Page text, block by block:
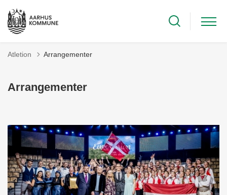
Atletion Arrangementer
Arrangementer